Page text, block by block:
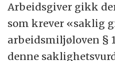
Arbeidsgiver gikk
som krever «saklig
arbeidsmiljøloven §
denne